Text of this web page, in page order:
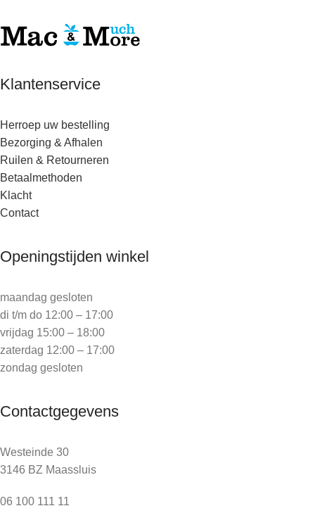
Klantenservice
Herroep uw bestelling
Bezorging & Afhalen
Ruilen & Retourneren
Betaalmethoden
Klacht
Contact
Openingstijden winkel
maandag gesloten
di t/m do 12:00 – 17:00
vrijdag 15:00 – 18:00
zaterdag 12:00 – 17:00
zondag gesloten
Contactgegevens
Westeinde 30
3146 BZ Maassluis
06 100 111 11